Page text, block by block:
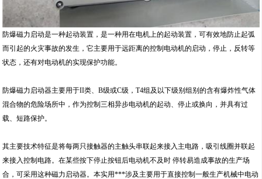
防爆磁力启动是一种起动装置，是一种用在电机上的起动装置，可有效地防止起弧
而引起的火灾事故的发生，它主要用于远距离的控制电动机的启动，停止，反转等
状态，还有对电动机的实现保护功能。
防爆磁力启动器主要用于II类、B级或C级，T4组及以下级别组别的含有爆炸性气体
混合物的危险场所中，作为控制三相异步电动机的起动、停止或换向，并具有过
载、短路保护。
其主要技术特征是将每两只接触器的主触头串联起来接入主电路，吸引线圈并联起
来接入控制电路。在某些按下停止按钮后电动机不及时 停转易造成事故的生产场
合，可采用这种磁力启动器。本实用***涉及主要用于直接控制一般生产机械中电动